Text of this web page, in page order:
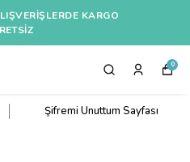
KARGO
0
Şifremi Unuttum Sayfası